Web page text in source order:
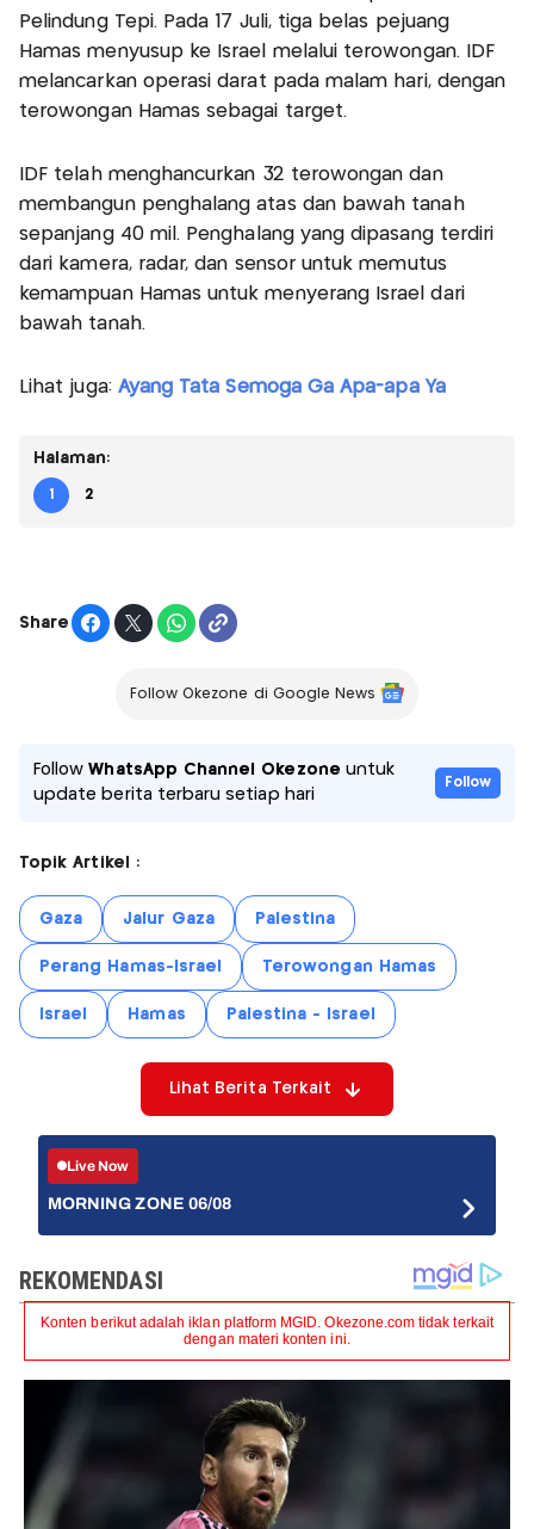
Pelindung Tepi. Pada 17 Juli, tiga belas pejuang
Hamas menyusup ke Israel melalui terowongan. IDF
melancarkan operasi darat pada malam hari, dengan
terowongan Hamas sebagai target.
IDF telah menghancurkan 32 terowongan dan
membangun penghalang atas dan bawah tanah
sepanjang 40 mil. Penghalang yang dipasang terdiri
dari kamera, radar, dan sensor untuk memutus
kemampuan Hamas untuk menyerang Israel dari
bawah tanah.
Lihat juga: Ayang Tata Semoga Ga Apa-apa Ya
Halaman:
1 2
Share
Follow Okezone di Google News
FollowWhatsApp Channel Okezone untuk
update berita terbaru setiap hari
Follow
Topik Artikel :
Gaza Jalur Gaza Palestina
Perang Hamas-Israel Terowongan Hamas
Israel Hamas Palestina - Israel
Lihat Berita Terkait
Live Now
MORNING ZONE 06/08